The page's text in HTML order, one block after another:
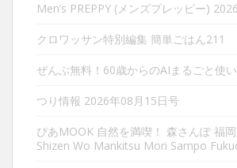
Men’s PREPPY (メンズプレッピー)
クロワッサン特別編集 簡単ごはん211
ぜんぶ無料！60歳からのAIまるごと使
つり情報 2026年08月15日号
ぴあMOOK 自然を満喫！ 森さんぽ 福
Shizen Wo Mankitsu Mori Sampo